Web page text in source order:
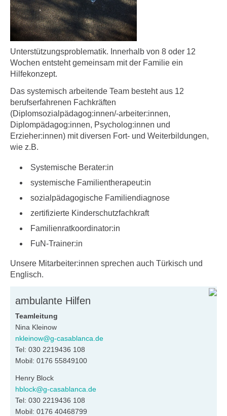
Unterstützungsproblematik. Innerhalb von 8 oder 12
Wochen entsteht gemeinsam mit der Familie ein
Hilfekonzept.
Das systemisch arbeitende Team besteht aus 12
berufserfahrenen Fachkräften
(Diplomsozialpädagog:innen/-arbeiter:innen,
Diplompädagog:innen, Psycholog:innen und
Erzieher:innen) mit diversen Fort- und Weiterbildungen,
wie z.B.
Systemische Berater:in
systemische Familientherapeut:in
sozialpädagogische Familiendiagnose
zertifizierte Kinderschutzfachkraft
Familienratkoordinator:in
FuN-Trainer:in
Unsere Mitarbeiter:innen sprechen auch Türkisch und
Englisch.
ambulante Hilfen
Teamleitung
Nina Kleinow
nkleinow@g-casablanca.de
Tel: 030 2219436 108
Mobil: 0176 55849100
Henry Block
hblock@g-casablanca.de
Tel: 030 2219436 108
Mobil: 0176 40468799